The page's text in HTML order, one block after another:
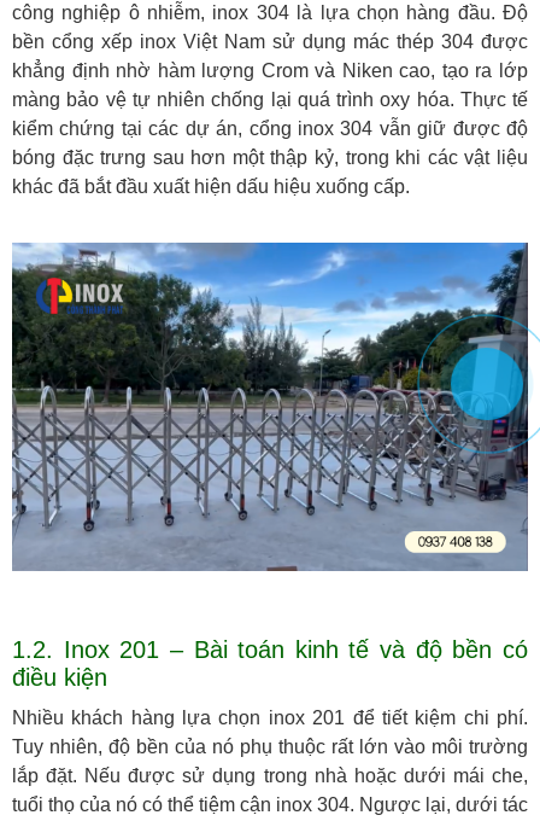
công nghiệp ô nhiễm, inox 304 là lựa chọn hàng đầu. Độ
bền cổng xếp inox Việt Nam sử dụng mác thép 304 được
khẳng định nhờ hàm lượng Crom và Niken cao, tạo ra lớp
màng bảo vệ tự nhiên chống lại quá trình oxy hóa. Thực tế
kiểm chứng tại các dự án, cổng inox 304 vẫn giữ được độ
bóng đặc trưng sau hơn một thập kỷ, trong khi các vật liệu
khác đã bắt đầu xuất hiện dấu hiệu xuống cấp.
1.2. Inox 201 – Bài toán kinh tế và độ bền có
điều kiện
Nhiều khách hàng lựa chọn inox 201 để tiết kiệm chi phí.
Tuy nhiên, độ bền của nó phụ thuộc rất lớn vào môi trường
lắp đặt. Nếu được sử dụng trong nhà hoặc dưới mái che,
tuổi thọ của nó có thể tiệm cận inox 304. Ngược lại, dưới tác